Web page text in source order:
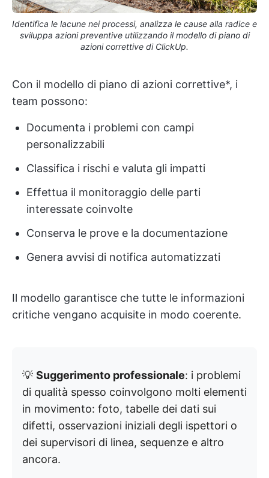
Identifica le lacune nei processi, analizza le cause alla radice e
sviluppa azioni preventive utilizzando il modello di piano di
azioni correttive di ClickUp.
Con il modello di piano di azioni correttive*, i
team possono:
Documenta i problemi con campi
personalizzabili
Classifica i rischi e valuta gli impatti
Effettua il monitoraggio delle parti
interessate coinvolte
Conserva le prove e la documentazione
Genera avvisi di notifica automatizzati
Il modello garantisce che tutte le informazioni
critiche vengano acquisite in modo coerente.
💡 Suggerimento professionale: i problemi
di qualità spesso coinvolgono molti elementi
in movimento: foto, tabelle dei dati sui
difetti, osservazioni iniziali degli ispettori o
dei supervisori di linea, sequenze e altro
ancora.